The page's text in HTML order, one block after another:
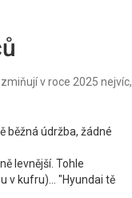
v roce 2025 nejvíc,
běžná údržba, žádné
levnější. Tohle
v kufru)... "Hyundai tě